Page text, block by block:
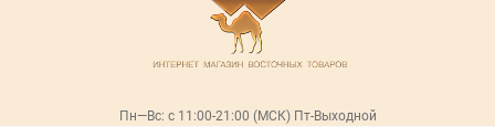
Пн—Вс: с 11:00-21:00 (МСК) Пт-Выходной